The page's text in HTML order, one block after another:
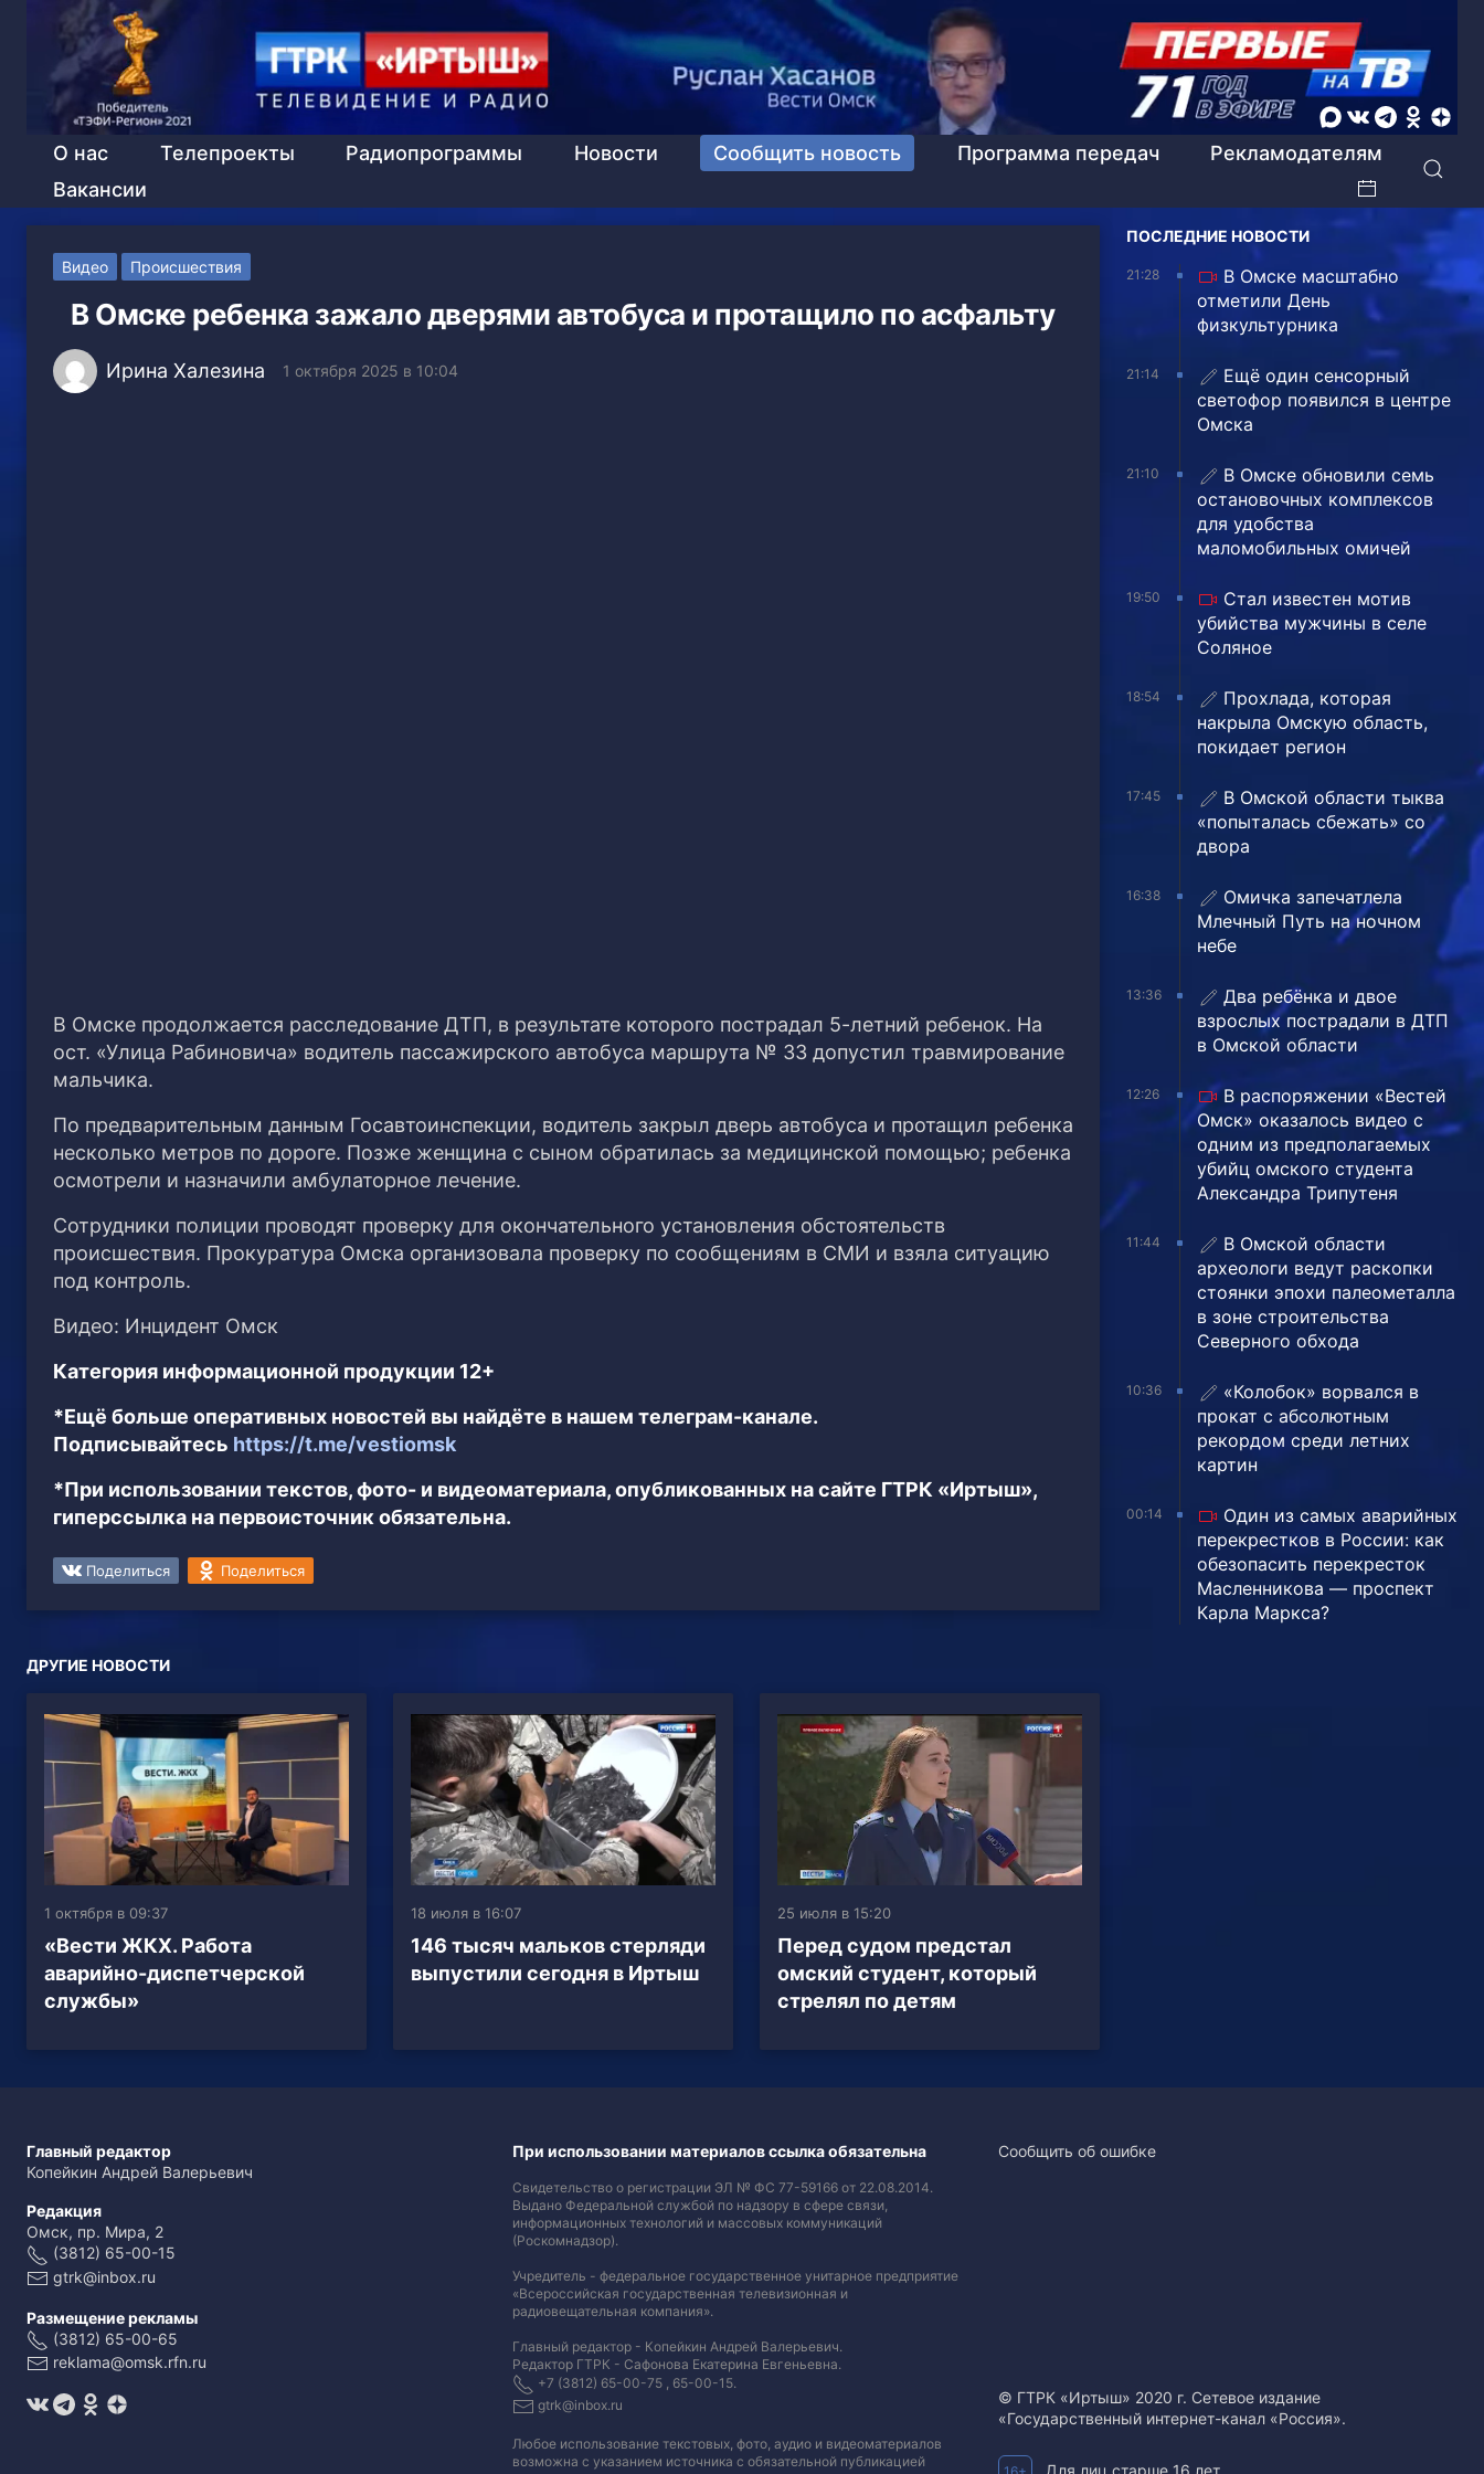
О нас Телепроекты Радиопрограммы Новости Сообщить новость Программа передач
Рекламодателям
Вакансии
Видео Происшествия
В Омске ребенка зажало дверями автобуса и протащило по асфальту
Ирина Халезина 1 октября 2025 в 10:04
В Омске продолжается расследование ДТП, в результате которого пострадал 5-летний ребенок. На
ост. «Улица Рабиновича» водитель пассажирского автобуса маршрута № 33 допустил травмирование
мальчика.
По предварительным данным Госавтоинспекции, водитель закрыл дверь автобуса и протащил ребенка
несколько метров по дороге. Позже женщина с сыном обратилась за медицинской помощью; ребенка
осмотрели и назначили амбулаторное лечение.
Сотрудники полиции проводят проверку для окончательного установления обстоятельств
происшествия. Прокуратура Омска организовала проверку по сообщениям в СМИ и взяла ситуацию
под контроль.
Видео: Инцидент Омск
Категория информационной продукции 12+
*Ещё больше оперативных новостей вы найдёте в нашем телеграм-канале.
Подписывайтесь https://t.me/vestiomsk
*При использовании текстов, фото- и видеоматериала, опубликованных на сайте ГТРК «Иртыш»,
гиперссылка на первоисточник обязательна.
Поделиться Поделиться
ДРУГИЕ НОВОСТИ
1 октября в 09:37
«Вести ЖКХ. Работа
аварийно-диспетчерской
службы»
18 июля в 16:07
146 тысяч мальков стерляди
выпустили сегодня в Иртыш
25 июля в 15:20
Перед судом предстал
омский студент, который
стрелял по детям
ПОСЛЕДНИЕ НОВОСТИ
21:28
В Омске масштабно
отметили День
физкультурника
21:14
Ещё один сенсорный
светофор появился в центре
Омска
21:10
В Омске обновили семь
остановочных комплексов
для удобства
маломобильных омичей
19:50
Стал известен мотив
убийства мужчины в селе
Соляное
18:54
Прохлада, которая
накрыла Омскую область,
покидает регион
17:45
В Омской области тыква
«попыталась сбежать» со
двора
16:38
Омичка запечатлела
Млечный Путь на ночном
небе
13:36
Два ребёнка и двое
взрослых пострадали в ДТП
в Омской области
12:26
В распоряжении «Вестей
Омск» оказалось видео с
одним из предполагаемых
убийц омского студента
Александра Трипутеня
11:44
В Омской области
археологи ведут раскопки
стоянки эпохи палеометалла
в зоне строительства
Северного обхода
10:36
«Колобок» ворвался в
прокат с абсолютным
рекордом среди летних
картин
00:14
Один из самых аварийных
перекрестков в России: как
обезопасить перекресток
Масленникова — проспект
Карла Маркса?
Главный редактор
Копейкин Андрей Валерьевич
Редакция
Омск, пр. Мира, 2
(3812) 65-00-15
gtrk@inbox.ru
Размещение рекламы
(3812) 65-00-65
reklama@omsk.rfn.ru
При использовании материалов ссылка обязательна
Свидетельство о регистрации ЭЛ № ФС 77-59166 от 22.08.2014.
Выдано Федеральной службой по надзору в сфере связи,
информационных технологий и массовых коммуникаций
(Роскомнадзор).
Учредитель - федеральное государственное унитарное предприятие
«Всероссийская государственная телевизионная и
радиовещательная компания».
Главный редактор - Копейкин Андрей Валерьевич.
Редактор ГТРК - Сафонова Екатерина Евгеньевна.
+7 (3812) 65-00-75 , 65-00-15.
gtrk@inbox.ru
Любое использование текстовых, фото, аудио и видеоматериалов
возможна с указанием источника с обязательной публикацией
Сообщить об ошибке
© ГТРК «Иртыш» 2020 г. Сетевое издание
«Государственный интернет-канал «Россия».